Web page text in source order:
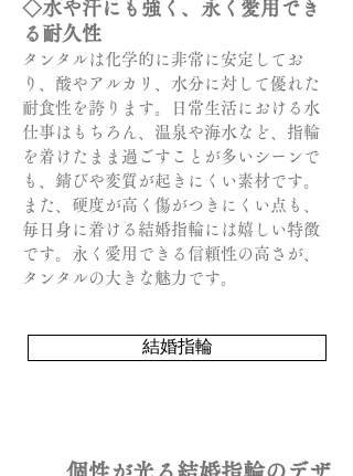
◇水や汗にも強く、永く愛用でき
る耐久性
タンタルは化学的に非常に安定してお
り、酸やアルカリ、水分に対して優れた
耐食性を誇ります。日常生活における水
仕事はもちろん、温泉や海水など、指輪
を着けたまま過ごすことが多いシーンで
も、錆びや変質が起きにくい素材です。
また、硬度が高く傷がつきにくい点も、
毎日身に着ける結婚指輪には嬉しい特徴
です。永く愛用できる信頼性の高さが、
タンタルの大きな魅力です。
結婚指輪
個性が光る結婚指輪のデザ